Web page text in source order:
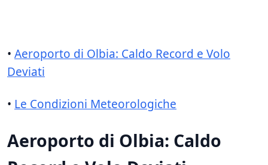
• Aeroporto di Olbia: Caldo Record e Volo
Deviati
• Le Condizioni Meteorologiche
Aeroporto di Olbia: Caldo